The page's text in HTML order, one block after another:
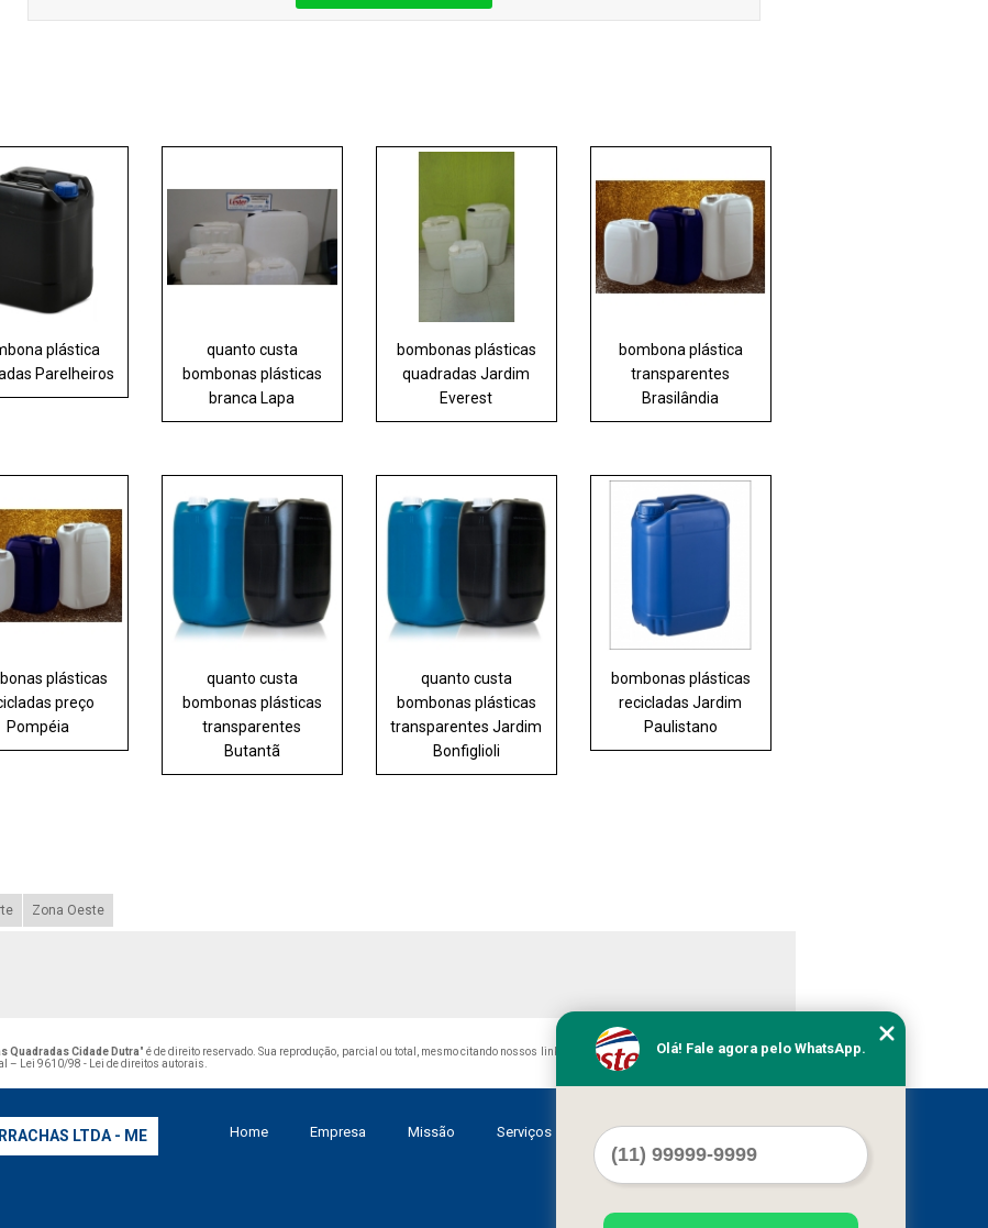
plástica
Parelheiros
quanto custa
bombonas plásticas
branca Lapa
bombonas plásticas
quadradas Jardim
Everest
bombona plástica
transparentes
Brasilândia
plásticas
preço
Pompéia
quanto custa
bombonas plásticas
transparentes
Butantã
quanto custa
bombonas plásticas
transparentes Jardim
Bonfiglioli
bombonas plásticas
recicladas Jardim
Paulistano
Zona Oeste
Quadradas Cidade Dutra" é de direito reservado. Sua reprodução, parcial ou total, mesmo citando nossos links, é proibida sem a autorização do autor. Crime
–
Lei 9610/98 - Lei de direitos autorais
LTDA - ME Home Empresa Missão Serviços Contato Mapa do site
Olá! Fale agora pelo WhatsApp.